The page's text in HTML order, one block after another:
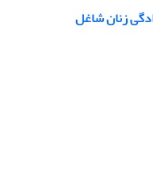
زنان شاغل